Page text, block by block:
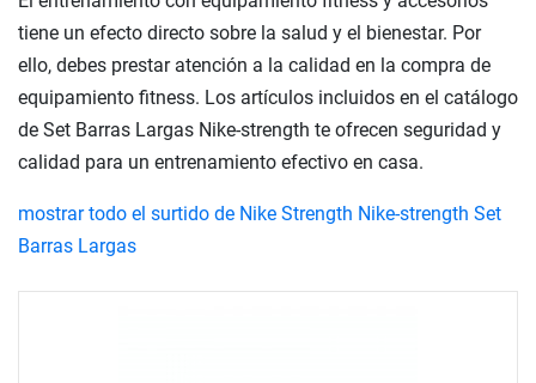
tiene un efecto directo sobre la salud y el bienestar. Por
ello, debes prestar atención a la calidad en la compra de
equipamiento fitness. Los artículos incluidos en el catálogo
de Set Barras Largas Nike-strength te ofrecen seguridad y
calidad para un entrenamiento efectivo en casa.
mostrar todo el surtido de Nike Strength Nike-strength Set
Barras Largas